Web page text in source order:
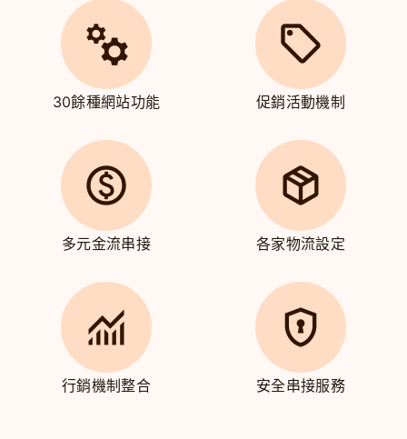
30餘種網站功能 促銷活動機制
多元金流串接 各家物流設定
行銷機制整合 安全串接服務